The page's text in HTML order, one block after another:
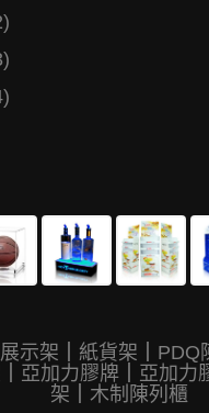
示架 紙貨架 PDQ
亞加力膠牌 亞加力
架
木制陳列櫃